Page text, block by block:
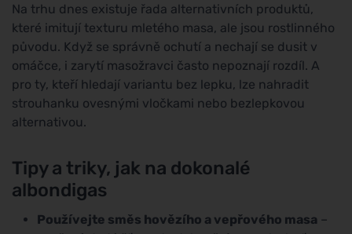
Na trhu dnes existuje řada alternativních produktů,
které imitují texturu mletého masa, ale jsou rostlinného
původu. Když se správně ochutí a nechají se dusit v
omáčce, i zarytí masožravci často nepoznají rozdíl. A
pro ty, kteří hledají variantu bez lepku, lze nahradit
strouhanku ovesnými vločkami nebo bezlepkovou
alternativou.
Tipy a triky, jak na dokonalé
albondigas
Používejte směs hovězího a vepřového masa –